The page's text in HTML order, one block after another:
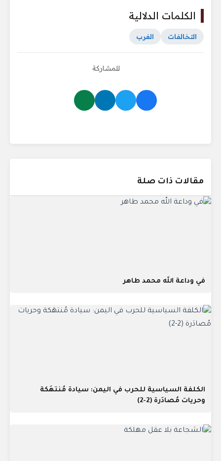
الكلمات الدلالية
التخالفات الغرب
للمشاركة
مقالات ذات صلة
في وداعة الله محمد طاهر
الكلفة السياسية للحرب في اليمن: سيادة مُنتهَكة
وحريات مُصادَرة (2-2)